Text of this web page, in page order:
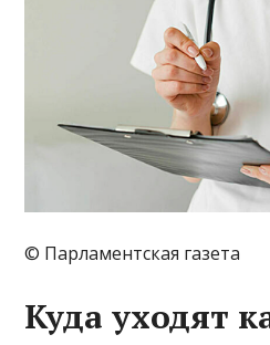
© Парламентская газета
Куда уходят